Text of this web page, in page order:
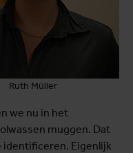
Ruth Müller
we nu in het
muggen. Dat
identificeren. Eigenlijk